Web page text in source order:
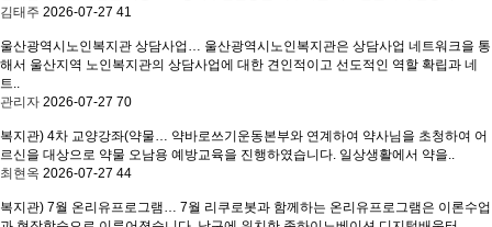
김태주 2026-07-27 41
울산광역시노인복지관 상담사업… 울산광역시노인복지관은 상담사업 네트워크을 통
해서 울산지역 노인복지관의 상담사업에 대한 견인적이고 선도적인 역할 확립과 네
트..
관리자 2026-07-27 70
복지관) 4차 교양강좌(약물… 약바로쓰기운동본부와 연계하여 약사님을 초청하여 어
르신을 대상으로 약물 오남용 예방교육을 진행하였습니다. 일상생활에서 약을..
최현옥 2026-07-27 44
복지관) 7월 온리유프로그램… 7월 리쿠로봇과 함께하는 온리유프로그램은 이론수업